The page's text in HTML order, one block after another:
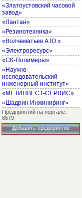
«Златоустовский часовой
завод»
«Лантан»
«Резинотехника»
«Волчематьев А.Ю.»
«Электроресурс»
«СК-Полимеры»
«Научно-
исследовательский
инженерный институт»
«МЕТИНВЕСТ-СЕРВИС»
«Шадрин Инжиниринг»
Предприятий на портале:
8579
Добавить предприятие